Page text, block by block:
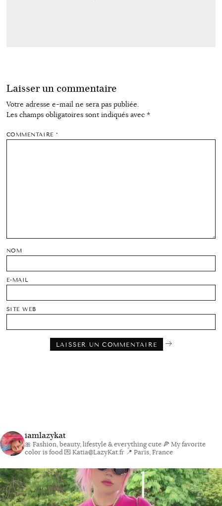
Laisser un commentaire
Votre adresse e-mail ne sera pas publiée.
Les champs obligatoires sont indiqués avec *
COMMENTAIRE*
NOM
E-MAIL
SITE WEB
iamlazykat
🎀 Fashion, beauty, lifestyle & everything cute 🍕 My favorite
color is food💌 Katia@LazyKat.fr 📍 Paris, France